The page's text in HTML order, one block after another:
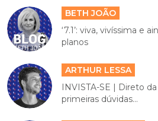
BETH JOÃO
‘7.1’: viva, vivíssima e
planos
ARTHUR LESSA
INVISTA-SE | Direto
primeiras dúvidas...